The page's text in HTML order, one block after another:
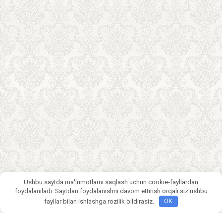
Ushbu saytda ma'lumotlarni saqlash uchun cookie-fayllardan
foydalaniladi. Saytdan foydalanishni davom ettirish orqali siz ushbu
fayllar bilan ishlashga rozilik bildirasiz.
OK